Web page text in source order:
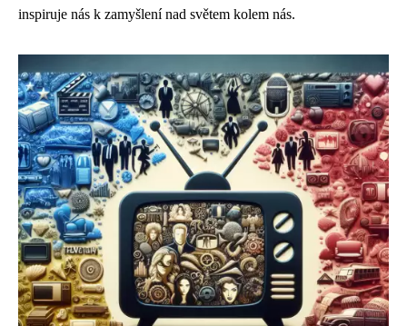
inspiruje nás k zamyšlení nad světem kolem nás.